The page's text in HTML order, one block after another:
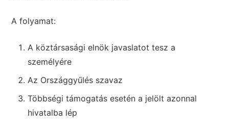
A folyamat:
A köztársasági elnök javaslatot tesz a
személyére
Az Országgyűlés szavaz
Többségi támogatás esetén a jelölt azonnal
hivatalba lép